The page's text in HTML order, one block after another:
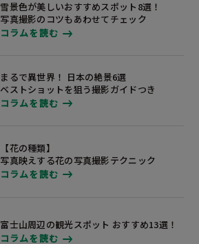
雪景色が美しいおすすめスポット8選！
写真撮影のコツもあわせてチェック
コラムを読む
まるで異世界！ 日本の絶景6選
ベストショットを狙う撮影ガイドつき
コラムを読む
【花の種類】
写真映えする花の写真撮影テクニック
コラムを読む
富士山周辺の観光スポット おすすめ13選！
コラムを読む